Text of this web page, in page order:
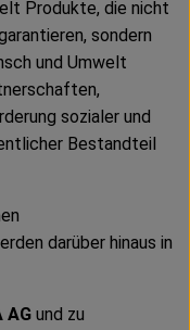
Produkte, die nicht
sondern
und Umwelt
sozialer und
Bestandteil
darüber hinaus in
AG und zu